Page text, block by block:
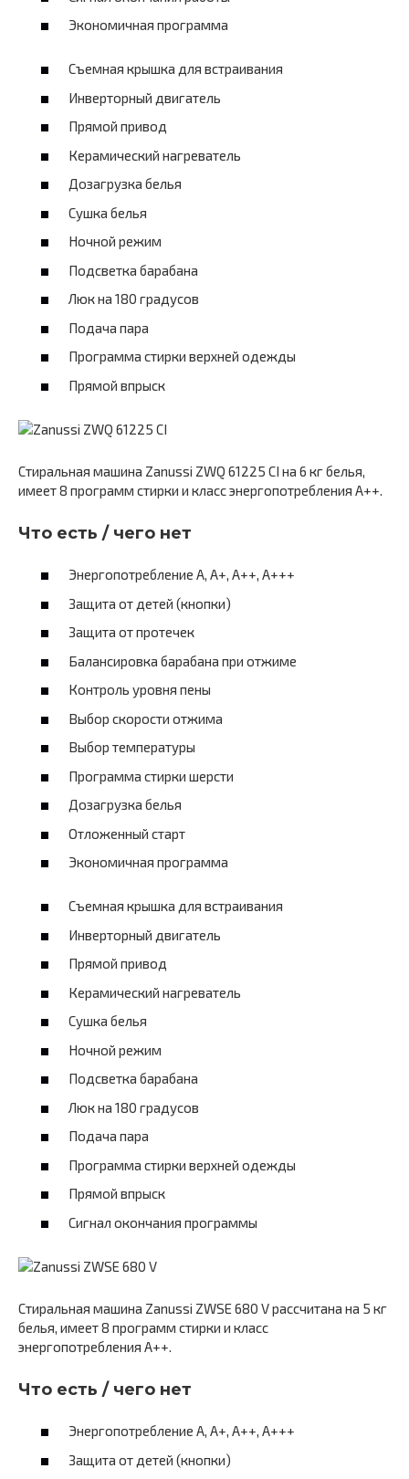
Экономичная программа
Съемная крышка для встраивания
Инверторный двигатель
Прямой привод
Керамический нагреватель
Дозагрузка белья
Сушка белья
Ночной режим
Подсветка барабана
Люк на 180 градусов
Подача пара
Программа стирки верхней одежды
Прямой впрыск
Стиральная машина Zanussi ZWQ 61225 CI на 6 кг белья,
имеет 8 программ стирки и класс энергопотребления A++.
Что есть / чего нет
Энергопотребление A, А+, А++, А+++
Защита от детей (кнопки)
Защита от протечек
Балансировка барабана при отжиме
Контроль уровня пены
Выбор скорости отжима
Выбор температуры
Программа стирки шерсти
Дозагрузка белья
Отложенный старт
Экономичная программа
Съемная крышка для встраивания
Инверторный двигатель
Прямой привод
Керамический нагреватель
Сушка белья
Ночной режим
Подсветка барабана
Люк на 180 градусов
Подача пара
Программа стирки верхней одежды
Прямой впрыск
Сигнал окончания программы
Стиральная машина Zanussi ZWSE 680 V рассчитана на 5 кг
белья, имеет 8 программ стирки и класс
энергопотребления A++.
Что есть / чего нет
Энергопотребление A, А+, А++, А+++
Защита от детей (кнопки)